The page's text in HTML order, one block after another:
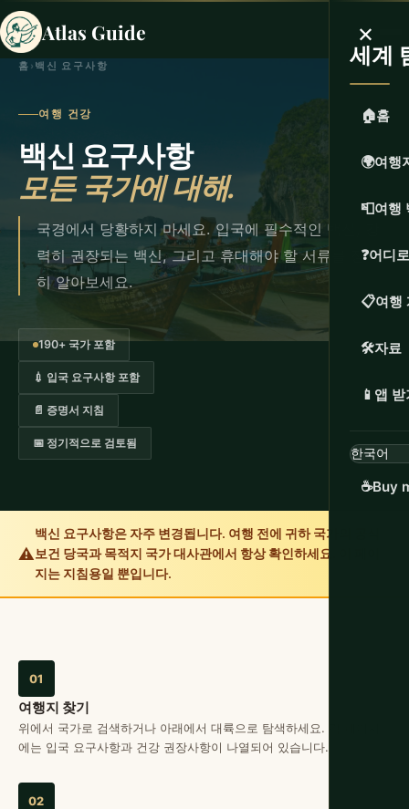
Atlas Guide ×
세계
🏠홈
🌍여행
📮여행
❓어디
📋여행
🛠️자료
📱 앱 받
☕Buy
홈 › 백신 요구사항
여행 건강
백신 요구사항
모든 국가에 대해.
국경에서 당황하지 마세요. 입국에 필수적인 백신, 강
력히 권장되는 백신, 그리고 휴대해야 할 서류를 정확
히 알아보세요.
190+ 국가 포함
💉 입국 요구사항 포함
📄 증명서 지침
📅 정기적으로 검토됨
⚠️
백신 요구사항은 자주 변경됩니다. 여행 전에 귀하 국가의 공식
보건 당국과 목적지 국가 대사관에서 항상 확인하세요. 이 페이
지는 지침용일 뿐입니다.
01
여행지 찾기
위에서 국가로 검색하거나 아래에서 대륙으로 탐색하세요. 각 페이지
에는 입국 요구사항과 건강 권장사항이 나열되어 있습니다.
02